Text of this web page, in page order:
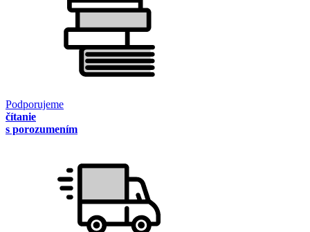
Podporujeme
čítanie
s porozumením